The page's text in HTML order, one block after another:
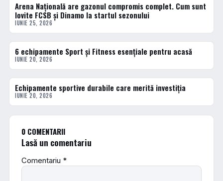
ACTUALE
Arena Națională are gazonul compromis complet. Cum sunt
lovite FCSB și Dinamo la startul sezonului
IUNIE 25, 2026
ACTUALE
6 echipamente Sport și Fitness esențiale pentru acasă
IUNIE 20, 2026
ACTUALE
Echipamente sportive durabile care merită investiția
IUNIE 20, 2026
0 COMENTARII
Lasă un comentariu
Comentariu *